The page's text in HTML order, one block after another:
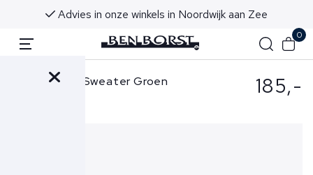
Advies in onze winkels in Noordwijk aan Zee
0
Parajumpers Sweater Groen 185,-